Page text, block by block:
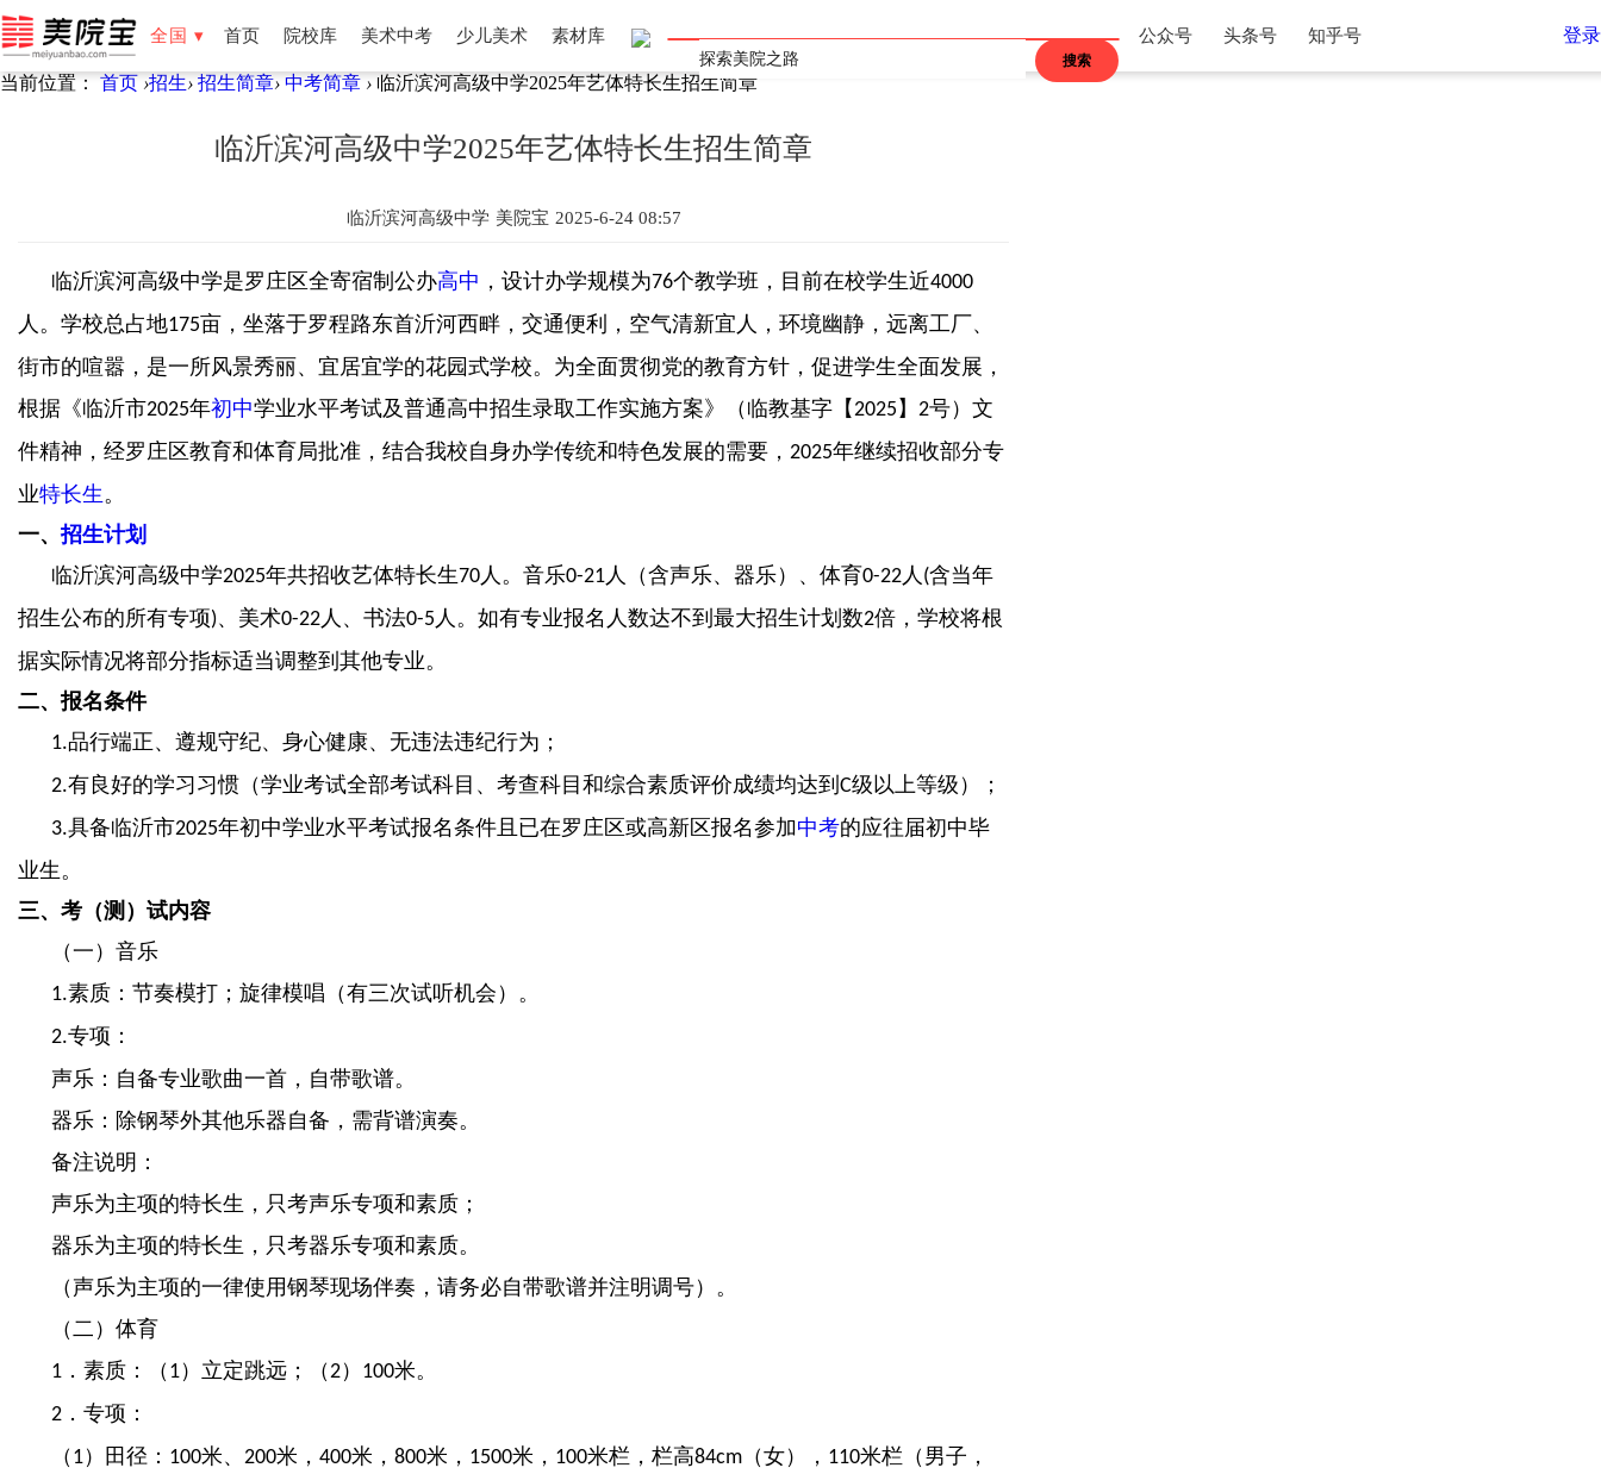
全国 ▾
全国 北京 天津 重庆 辽宁 吉林
云南
新疆 西藏 香港 澳门 台湾
首页 院校库 美术中考 少儿美术 素材库
搜索
公众号 头条号 知乎号 登录
当前位置： 首页 ›招生› 招生简章› 中考简章 › 临沂滨河高级中学2025年艺体特长生招生简章
临沂滨河高级中学2025年艺体特长生招生简章
临沂滨河高级中学 美院宝 2025-6-24 08:57
临沂滨河高级中学是罗庄区全寄宿制公办高中 ，设计办学规模为76个教学班，目前在校学生近4000
人。学校总占地175亩，坐落于罗程路东首沂河西畔，交通便利，空气清新宜人，环境幽静，远离工厂、
街市的喧嚣，是一所风景秀丽、宜居宜学的花园式学校。为全面贯彻党的教育方针，促进学生全面发展，
根据《临沂市2025年初中学业水平考试及普通高中招生录取工作实施方案》（临教基字【2025 】 2号）文
件精神，经罗庄区教育和体育局批准，结合我校自身办学传统和特色发展的需要， 2025年继续招收部分专
业特长生。
一、招生计划
临沂滨河高级中学2025年共招收艺体特长生70人。音乐0-21人（含声乐、器乐）、体育0-22人 (含当年
招生公布的所有专项)、美术0-22人、书法0-5 人。如有专业报名人数达不到最大招生计划数2倍，学校将根
据实际情况将部分指标适当调整到其他专业。
二、报名条件
1.品行端正、遵规守纪、身心健康、无违法违纪行为；
2.有良好的学习习惯（学业考试全部考试科目、考查科目和综合素质评价成绩均达到 C级以上等级）；
3.具备临沂市2025年初中学业水平考试报名条件且已在罗庄区或高新区报名参加中考的应往届初中毕
业生。
三、考（测）试内容
（一）音乐
1.素质：节奏模打；旋律模唱（有三次试听机会）。
2.专项：
声乐：自备专业歌曲一首，自带歌谱。
器乐：除钢琴外其他乐器自备，需背谱演奏。
备注说明：
声乐为主项的特长生，只考声乐专项和素质；
器乐为主项的特长生，只考器乐专项和素质。
（声乐为主项的一律使用钢琴现场伴奏，请务必自带歌谱并注明调号）。
（二）体育
1 ．素质：（ 1）立定跳远；（2） 100米。
2 ．专项：
（ 1）田径： 100米、 200米， 400米， 800米， 1500米， 100米栏，栏高84cm （女）， 110米栏（男子，